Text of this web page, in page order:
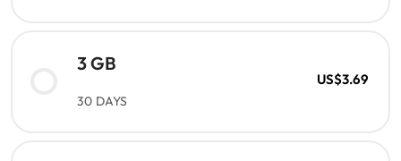
3 GB
30 DAYS
US$3.69